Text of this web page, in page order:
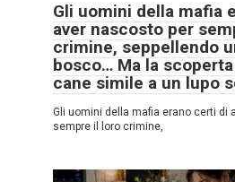
Gli uomini della mafia
aver nascosto per
crimine, seppellendo
bosco… Ma la
cane simile a un lupo
Gli uomini della mafia erano certi di
sempre il loro crimine,